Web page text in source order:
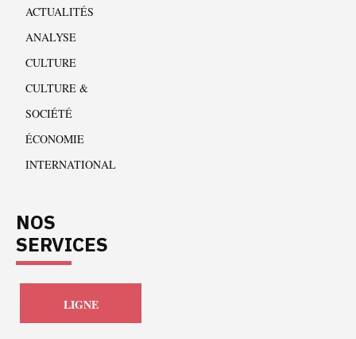
ACTUALITÉS
ANALYSE
CULTURE
CULTURE &
SOCIÉTÉ
ÉCONOMIE
INTERNATIONAL
NOS
SERVICES
LIGNE